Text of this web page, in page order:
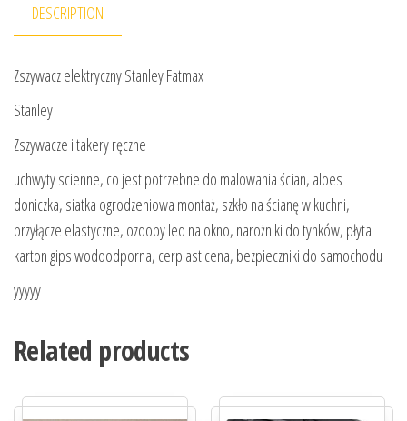
DESCRIPTION
Zszywacz elektryczny Stanley Fatmax
Stanley
Zszywacze i takery ręczne
uchwyty scienne, co jest potrzebne do malowania ścian, aloes
doniczka, siatka ogrodzeniowa montaż, szkło na ścianę w kuchni,
przyłącze elastyczne, ozdoby led na okno, narożniki do tynków, płyta
karton gips wodoodporna, cerplast cena, bezpieczniki do samochodu
yyyyy
Related products